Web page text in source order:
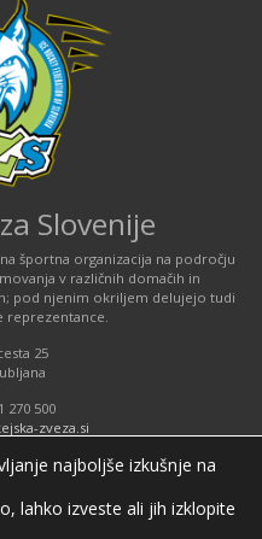
Slovenije
športna organizacija na področju
v različnih domačih in
pod njenim okriljem delujejo tudi
reprezentance.
25
270 500
zveza.si
piškotkov
najboljše izkušnje na
lahko izveste ali jih izklopite